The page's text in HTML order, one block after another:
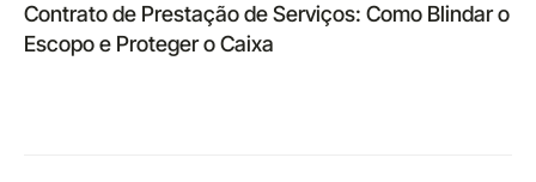
Contrato de Prestação de Serviços: Como Blindar o
Escopo e Proteger o Caixa